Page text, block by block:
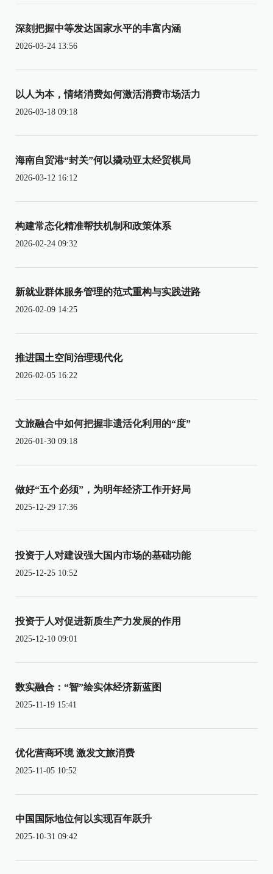
深刻把握中等发达国家水平的丰富内涵
2026-03-24 13:56
以人为本，情绪消费如何激活消费市场活力
2026-03-18 09:18
海南自贸港“封关”何以撬动亚太经贸棋局
2026-03-12 16:12
构建常态化精准帮扶机制和政策体系
2026-02-24 09:32
新就业群体服务管理的范式重构与实践进路
2026-02-09 14:25
推进国土空间治理现代化
2026-02-05 16:22
文旅融合中如何把握非遗活化利用的“度”
2026-01-30 09:18
做好“五个必须”，为明年经济工作开好局
2025-12-29 17:36
投资于人对建设强大国内市场的基础功能
2025-12-25 10:52
投资于人对促进新质生产力发展的作用
2025-12-10 09:01
数实融合：“智”绘实体经济新蓝图
2025-11-19 15:41
优化营商环境 激发文旅消费
2025-11-05 10:52
中国国际地位何以实现百年跃升
2025-10-31 09:42